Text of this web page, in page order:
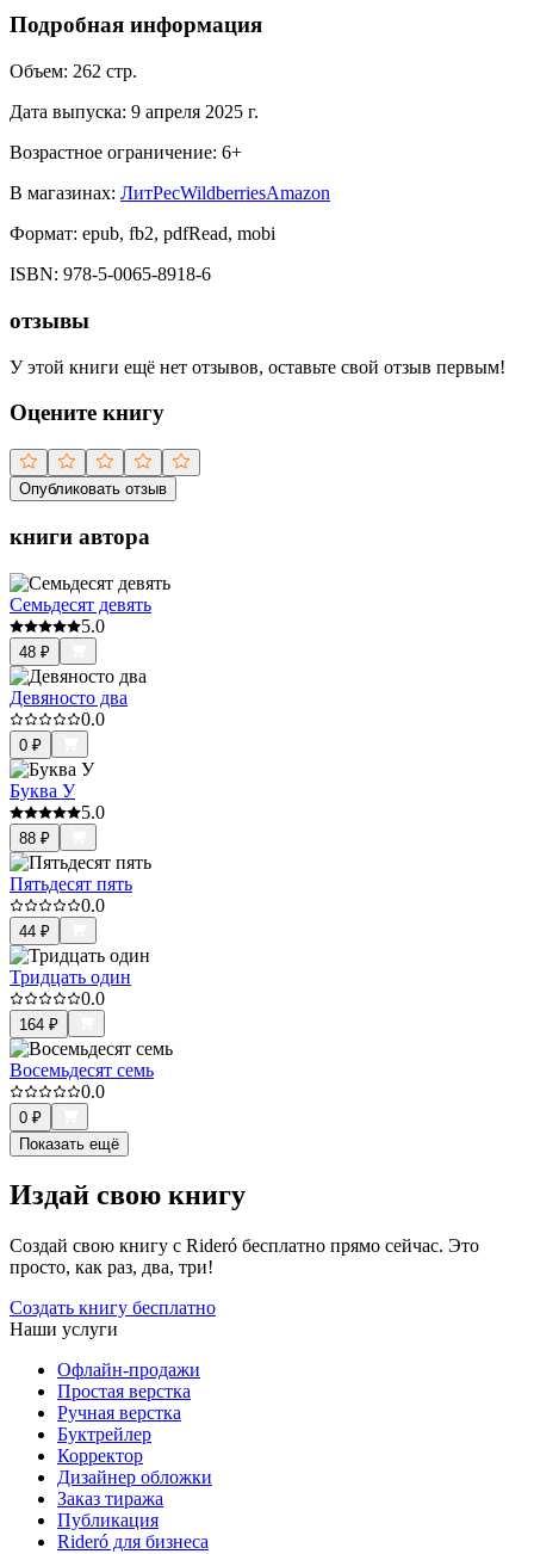
Подробная информация
Объем: 262 стр.
Дата выпуска: 9 апреля 2025 г.
Возрастное ограничение: 6+
В магазинах: ЛитРесWildberriesAmazon
Формат: epub, fb2, pdfRead, mobi
ISBN: 978-5-0065-8918-6
отзывы
У этой книги ещё нет отзывов, оставьте свой отзыв первым!
Оцените книгу
Опубликовать отзыв
книги автора
Семьдесят девять
5.0
48 ₽
Девяносто два
0.0
0 ₽
Буква У
5.0
88 ₽
Пятьдесят пять
0.0
44 ₽
Тридцать один
0.0
164 ₽
Восемьдесят семь
0.0
0 ₽
Показать ещё
Издай свою книгу
Создай свою книгу с Rideró бесплатно прямо сейчас. Это
просто, как раз, два, три!
Создать книгу бесплатно
Наши услуги
Офлайн-продажи
Простая верстка
Ручная верстка
Буктрейлер
Корректор
Дизайнер обложки
Заказ тиража
Публикация
Rideró для бизнеса